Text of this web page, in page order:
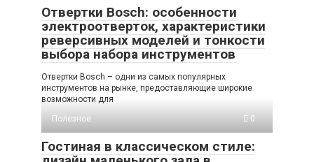
Отвертки Bosch: особенности
электроотверток, характеристики
реверсивных моделей и тонкости
выбора набора инструментов
Отвертки Bosch – одни из самых популярных
инструментов на рынке, предоставляющие широкие
возможности для
Полезное
0
Гостиная в классическом стиле: